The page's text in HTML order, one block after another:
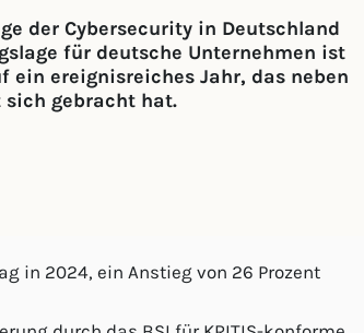
der Cybersecurity in Deutschland
für deutsche Unternehmen ist
ereignisreiches Jahr, das neben
sich gebracht hat.
in 2024, ein Anstieg von 26 Prozent